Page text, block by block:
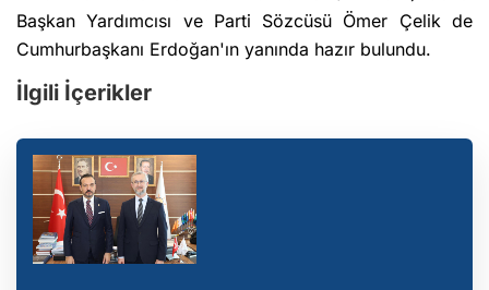
Başkan Yardımcısı ve Parti Sözcüsü Ömer Çelik de
Cumhurbaşkanı Erdoğan'ın yanında hazır bulundu.
İlgili İçerikler